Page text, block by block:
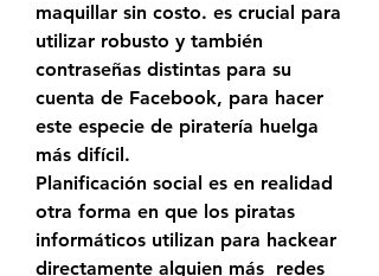
maquillar sin costo. es crucial para
utilizar robusto y también
contraseñas distintas para su
cuenta de Facebook, para hacer
este especie de piratería huelga
más difícil.
Planificación social es en realidad
otra forma en que los piratas
informáticos utilizan para hackear
directamente alguien más  redes